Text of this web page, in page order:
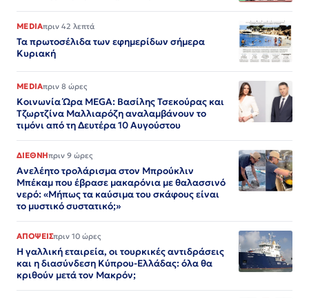
MEDIAπριν 42 λεπτά
Τα πρωτοσέλιδα των εφημερίδων σήμερα
Κυριακή
MEDIAπριν 8 ώρες
Κοινωνία Ώρα MEGA: Βασίλης Τσεκούρας και
Τζωρτζίνα Μαλλιαρόζη αναλαμβάνουν το
τιμόνι από τη Δευτέρα 10 Αυγούστου
ΔΙΕΘΝΗπριν 9 ώρες
Ανελέητο τρολάρισμα στον Μπρούκλιν
Μπέκαμ που έβρασε μακαρόνια με θαλασσινό
νερό: «Μήπως τα καύσιμα του σκάφους είναι
το μυστικό συστατικό;»
ΑΠΟΨΕΙΣπριν 10 ώρες
Η γαλλική εταιρεία, οι τουρκικές αντιδράσεις
και η διασύνδεση Κύπρου-Ελλάδας: όλα θα
κριθούν μετά τον Μακρόν;